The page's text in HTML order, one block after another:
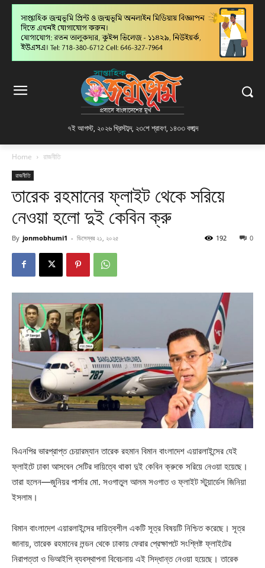
৭ই আগস্ট, ২০২৬ খ্রিস্টাব্দ, ২৩শে শ্রাবণ, ১৪৩৩ বঙ্গাব্দ
Home রাজনীতি
রাজনীতি
তারেক রহমানের ফ্লাইট থেকে সরিয়ে
নেওয়া হলো দুই কেবিন ক্রু
By jonmobhumi1 - ডিসেম্বর ২১, ২০২৫ 0
192
বিএনপির ভারপ্রাপ্ত চেয়ারম্যান তারেক রহমান বিমান বাংলাদেশ এয়ারলাইন্সের যেই
ফ্লাইটে ঢাকা আসবেন সেটির দায়িত্বে থাকা দুই কেবিন ক্রুকে সরিয়ে নেওয়া হয়েছে।
তারা হলেন—জুনিয়র পার্সার মো. সওগাতুল আলম সওগাত ও ফ্লাইট স্টুয়ার্ডেস জিনিয়া
ইসলাম।
বিমান বাংলাদেশ এয়ারলাইন্সের দায়িত্বশীল একটি সূত্র বিষয়টি নিশ্চিত করেছে। সূত্র
জানায়, তারেক রহমানের লন্ডন থেকে ঢাকায় ফেরার প্রেক্ষাপটে সংশ্লিষ্ট ফ্লাইটের
নিরাপত্তা ও ভিআইপি ব্যবস্থাপনা বিবেচনায় এই সিদ্ধান্ত নেওয়া হয়েছে। তারেক